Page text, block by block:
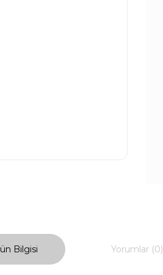
Bilgisi Yorumlar (0)